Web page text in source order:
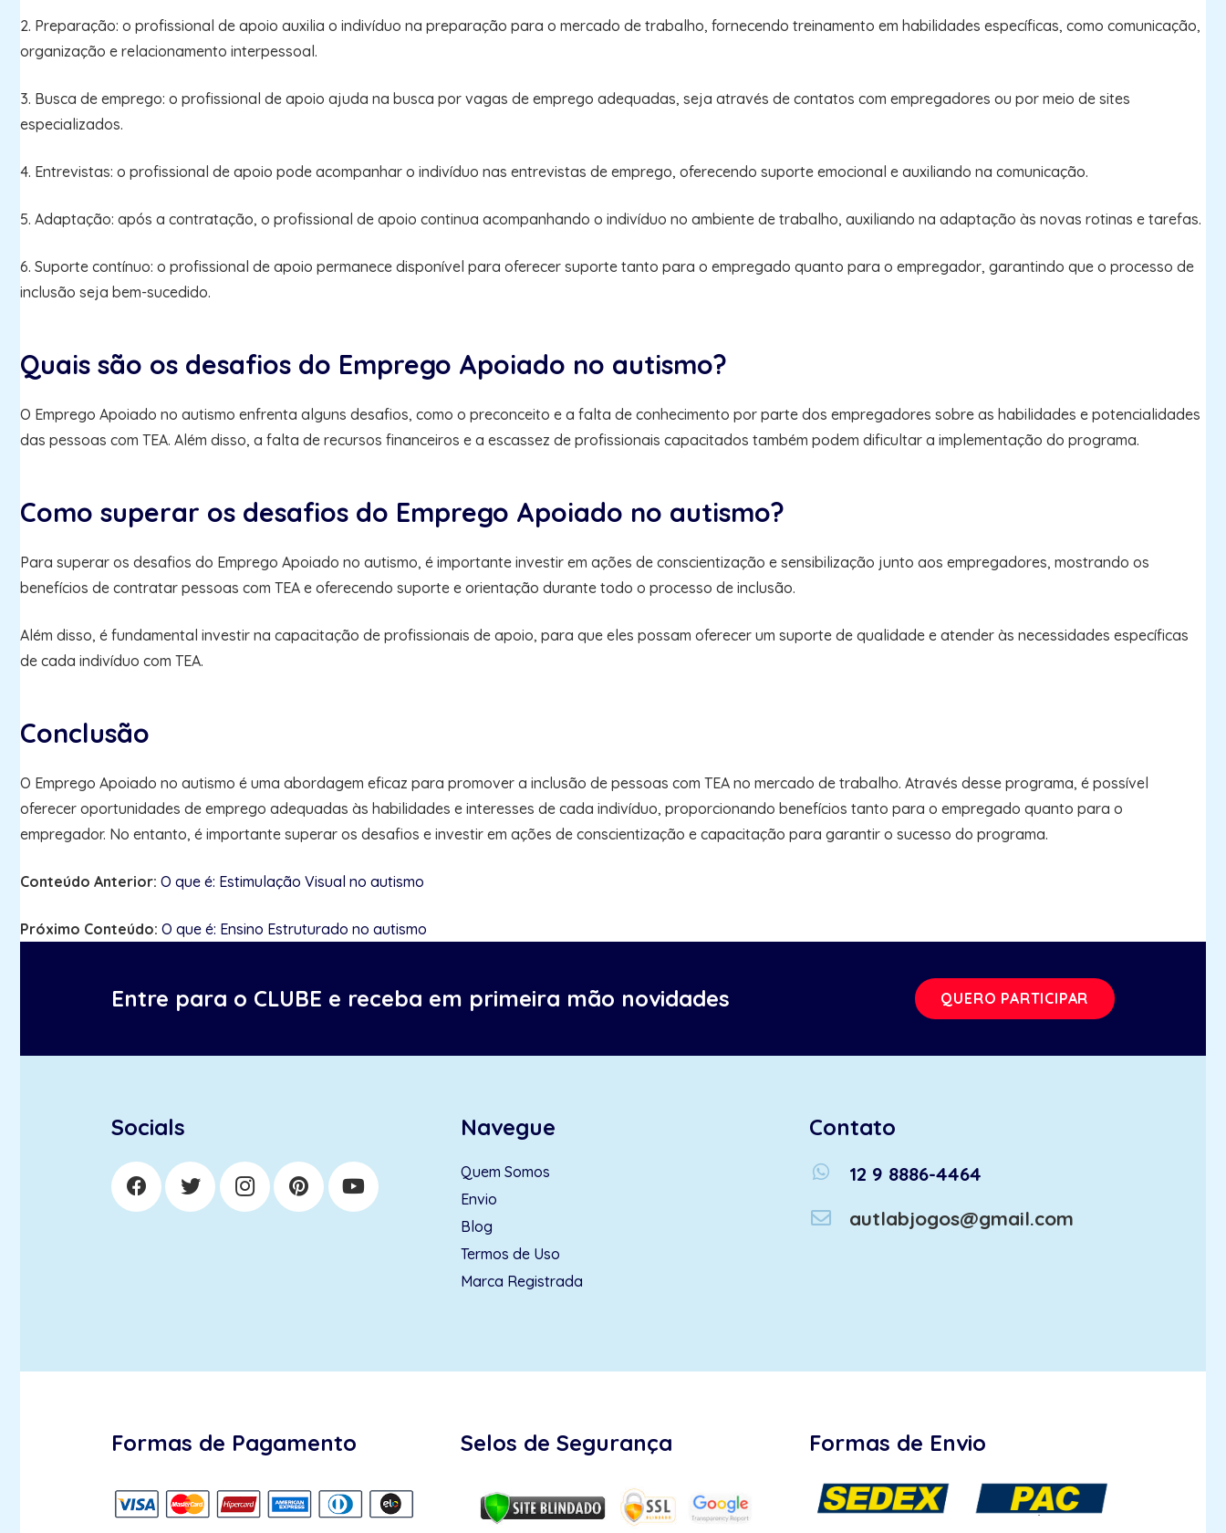
2. Preparação: o profissional de apoio auxilia o indivíduo na preparação para o mercado de trabalho, fornecendo treinamento em habilidades específicas, como comunicação,
organização e relacionamento interpessoal.
3. Busca de emprego: o profissional de apoio ajuda na busca por vagas de emprego adequadas, seja através de contatos com empregadores ou por meio de sites
especializados.
4. Entrevistas: o profissional de apoio pode acompanhar o indivíduo nas entrevistas de emprego, oferecendo suporte emocional e auxiliando na comunicação.
5. Adaptação: após a contratação, o profissional de apoio continua acompanhando o indivíduo no ambiente de trabalho, auxiliando na adaptação às novas rotinas e tarefas.
6. Suporte contínuo: o profissional de apoio permanece disponível para oferecer suporte tanto para o empregado quanto para o empregador, garantindo que o processo de
inclusão seja bem-sucedido.
Quais são os desafios do Emprego Apoiado no autismo?
O Emprego Apoiado no autismo enfrenta alguns desafios, como o preconceito e a falta de conhecimento por parte dos empregadores sobre as habilidades e potencialidades
das pessoas com TEA. Além disso, a falta de recursos financeiros e a escassez de profissionais capacitados também podem dificultar a implementação do programa.
Como superar os desafios do Emprego Apoiado no autismo?
Para superar os desafios do Emprego Apoiado no autismo, é importante investir em ações de conscientização e sensibilização junto aos empregadores, mostrando os
benefícios de contratar pessoas com TEA e oferecendo suporte e orientação durante todo o processo de inclusão.
Além disso, é fundamental investir na capacitação de profissionais de apoio, para que eles possam oferecer um suporte de qualidade e atender às necessidades específicas
de cada indivíduo com TEA.
Conclusão
O Emprego Apoiado no autismo é uma abordagem eficaz para promover a inclusão de pessoas com TEA no mercado de trabalho. Através desse programa, é possível
oferecer oportunidades de emprego adequadas às habilidades e interesses de cada indivíduo, proporcionando benefícios tanto para o empregado quanto para o
empregador. No entanto, é importante superar os desafios e investir em ações de conscientização e capacitação para garantir o sucesso do programa.
Conteúdo Anterior: O que é: Estimulação Visual no autismo
Próximo Conteúdo: O que é: Ensino Estruturado no autismo
Entre para o CLUBE e receba em primeira mão novidades QUERO PARTICIPAR
Socials Navegue
Quem Somos
Envio
Blog
Termos de Uso
Marca Registrada
Contato
whatsapp
12 9 8886-4464
autlabjogos@gmail.com
Formas de Pagamento Selos de Segurança Formas de Envio